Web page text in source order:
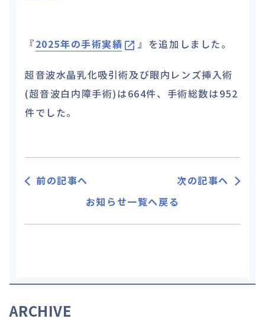
『2025年の手術実績 』を追加しました。
超音波水晶乳化吸引術及び眼内レンズ挿入術
(超音波白内障手術)は664件、手術総数は952
件でした。
前の記事へ
お知らせ一覧へ戻る
次の記事へ
ARCHIVE